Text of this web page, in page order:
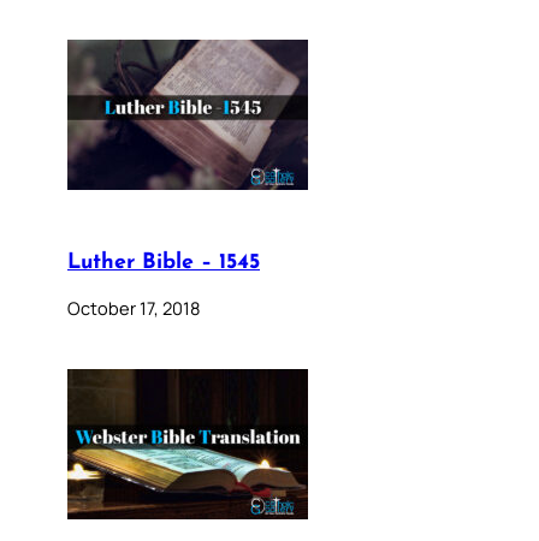
Luther Bible – 1545
October 17, 2018